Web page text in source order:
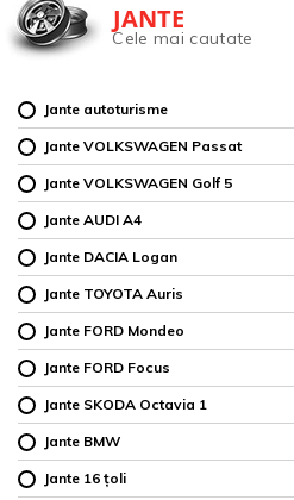
JANTE
Cele mai cautate
Jante autoturisme
Jante VOLKSWAGEN Passat
Jante VOLKSWAGEN Golf 5
Jante AUDI A4
Jante DACIA Logan
Jante TOYOTA Auris
Jante FORD Mondeo
Jante FORD Focus
Jante SKODA Octavia 1
Jante BMW
Jante 16 țoli